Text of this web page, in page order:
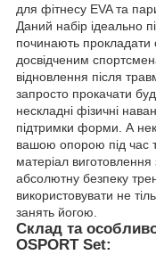
для фітнесу EVA та
Даний набір ідеально
починають прокладати
досвідченим
відновлення після
запросто прокачати
нескладні фізичні
підтримки форми. А
вашою опорою під час
матеріал
абсолютну безпеку
використовувати не
занять йогою.
Склад та
OSPORT Set: